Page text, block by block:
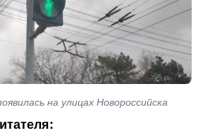
на улицах Новороссийска